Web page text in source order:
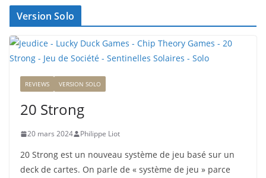
Version Solo
REVIEWS VERSION SOLO
20 Strong
20 mars 2024 Philippe Liot
20 Strong est un nouveau système de jeu basé sur un
deck de cartes. On parle de « système de jeu » parce